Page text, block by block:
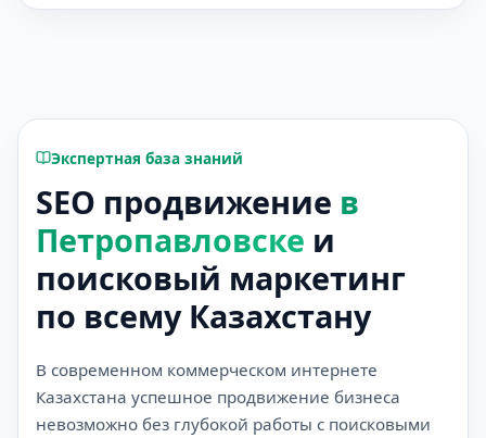
Экспертная база знаний
SEO продвижение в
Петропавловске и
поисковый маркетинг
по всему Казахстану
В современном коммерческом интернете
Казахстана успешное продвижение бизнеса
невозможно без глубокой работы с поисковыми